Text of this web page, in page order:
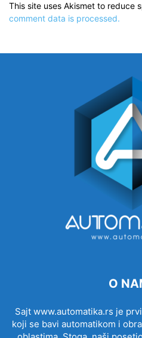
This site uses Akismet to reduce
comment data is processed.
O
Sajt www.automatika.rs je
koji se bavi automatikom i